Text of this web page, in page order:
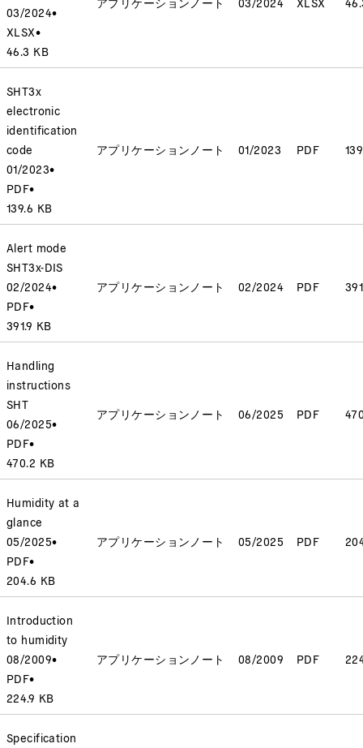
03/2024•
XLSX•
46.3 KB
SHT3x
electronic
identification
code
01/2023•
PDF•
139.6 KB
アプリケーションノート 01/2023 PDF
Alert mode
SHT3x-DIS
02/2024•
PDF•
391.9 KB
アプリケーションノート 02/2024 PDF
Handling
instructions
SHT
06/2025•
PDF•
470.2 KB
アプリケーションノート 06/2025 PDF
Humidity at a
glance
05/2025•
PDF•
204.6 KB
アプリケーションノート 05/2025 PDF
Introduction
to humidity
08/2009•
PDF•
224.9 KB
アプリケーションノート 08/2009 PDF
Specification